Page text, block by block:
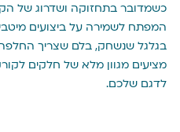
כשמדובר בתחזוקה ושדרוג של
המפתח לשמירה על ביצועים
בגלגל שנשחק, בלם שצריך החלפה
לדגם שלכם.